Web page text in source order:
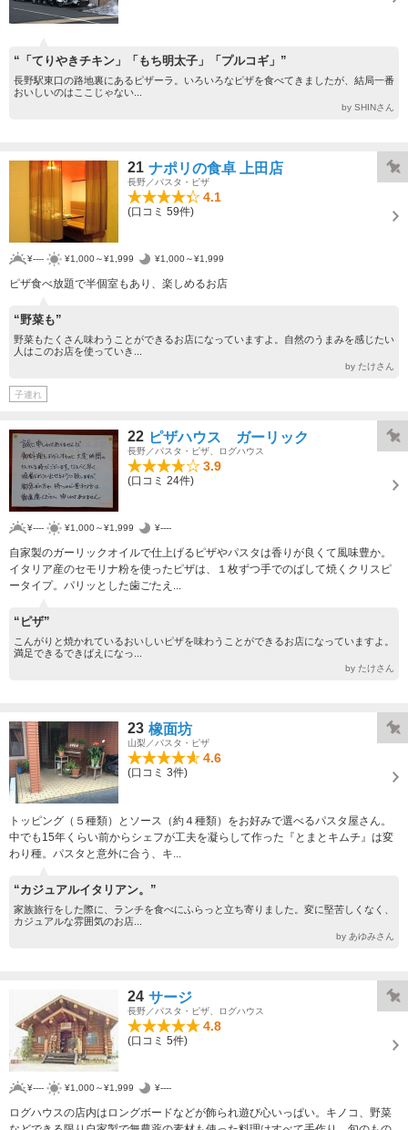
“「てりやきチキン」「もち明太子」「プルコギ」”
長野駅東口の路地裏にあるピザーラ。いろいろなピザを食べてきましたが、結局一番
おいしいのはここじゃない...
by SHINさん
21 ナポリの食卓 上田店
長野／パスタ・ピザ
4.1
(口コミ 59件)
¥---- ¥1,000～¥1,999 ¥1,000～¥1,999
ピザ食べ放題で半個室もあり、楽しめるお店
“野菜も”
野菜もたくさん味わうことができるお店になっていますよ。自然のうまみを感じたい
人はこのお店を使っていき...
by たけさん
子連れ
22 ピザハウス ガーリック
長野／パスタ・ピザ、ログハウス
3.9
(口コミ 24件)
¥---- ¥1,000～¥1,999 ¥----
自家製のガーリックオイルで仕上げるピザやパスタは香りが良くて風味豊か。
イタリア産のセモリナ粉を使ったピザは、１枚ずつ手でのばして焼くクリスピ
ータイプ。パリッとした歯ごたえ...
“ピザ”
こんがりと焼かれているおいしいピザを味わうことができるお店になっていますよ。
満足できるできばえになっ...
by たけさん
23 橡面坊
山梨／パスタ・ピザ
4.6
(口コミ 3件)
トッピング（５種類）とソース（約４種類）をお好みで選べるパスタ屋さん。
中でも15年くらい前からシェフが工夫を凝らして作った『とまとキムチ』は変
わり種。パスタと意外に合う、キ...
“カジュアルイタリアン。”
家族旅行をした際に、ランチを食べにふらっと立ち寄りました。変に堅苦しくなく、
カジュアルな雰囲気のお店...
by あゆみさん
24 サージ
長野／パスタ・ピザ、ログハウス
4.8
(口コミ 5件)
¥---- ¥1,000～¥1,999 ¥----
ログハウスの店内はロングボードなどが飾られ遊び心いっぱい。キノコ、野菜